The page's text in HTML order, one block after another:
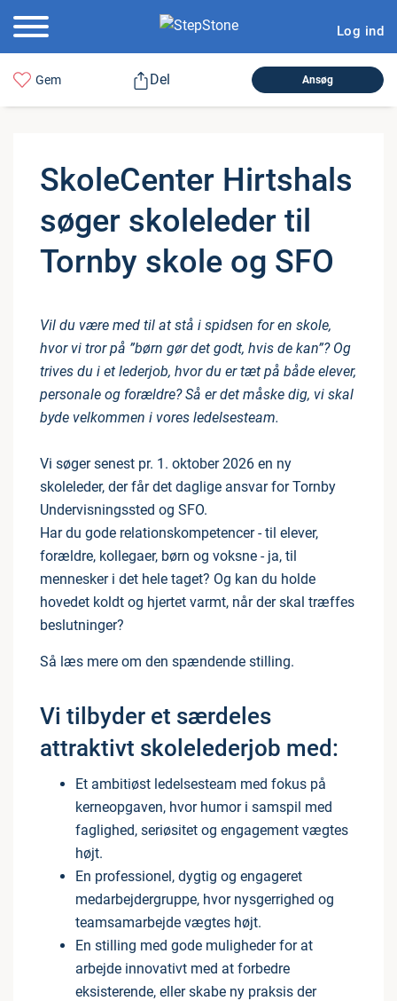
Log ind
Gem Del Ansøg
Sko­leCen­ter Hirtshals
søger skole­le­der til
Tornby skole og SFO
Vil du være med til at stå i spidsen for en skole,
hvor vi tror på ”børn gør det godt, hvis de kan”? Og
trives du i et lederjob, hvor du er tæt på både elever,
personale og forældre? Så er det måske dig, vi skal
byde velkommen i vores ledelsesteam.
Vi søger senest pr. 1. oktober 2026 en ny
skoleleder, der får det daglige ansvar for Tornby
Undervisningssted og SFO.
Har du gode relationskompetencer - til elever,
forældre, kollegaer, børn og voksne - ja, til
mennesker i det hele taget? Og kan du holde
hovedet koldt og hjertet varmt, når der skal træffes
beslutninger?
Så læs mere om den spændende stilling.
Vi tilbyder et særdeles
attraktivt skolelederjob med:
Et ambitiøst ledelsesteam med fokus på
kerneopgaven, hvor humor i samspil med
faglighed, seriøsitet og engagement vægtes
højt.
En professionel, dygtig og engageret
medarbejdergruppe, hvor nysgerrighed og
teamsamarbejde vægtes højt.
En stilling med gode muligheder for at
arbejde innovativt med at forbedre
eksisterende, eller skabe ny praksis der